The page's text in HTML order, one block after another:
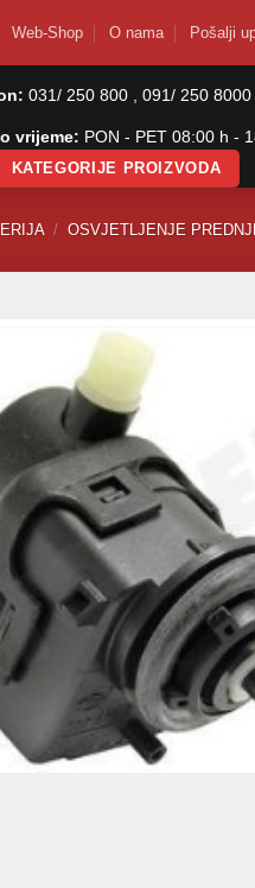
Web-Shop O nama Pošalji
031/ 250 800 , 091/ 250 8000
vrijeme: PON - PET 08:00 h -
KATEGORIJE PROIZVODA
/ OSVJETLJENJE